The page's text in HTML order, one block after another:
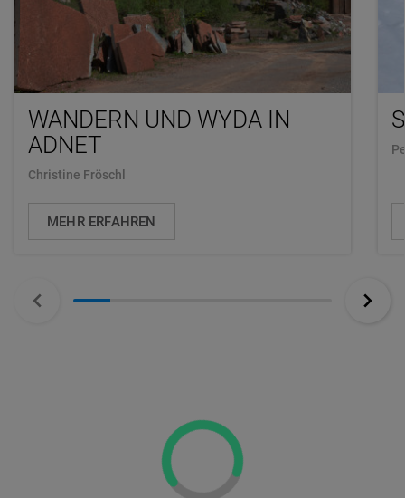
WANDERN UND WYDA IN
ADNET
Christine Fröschl
MEHR ERFAHREN